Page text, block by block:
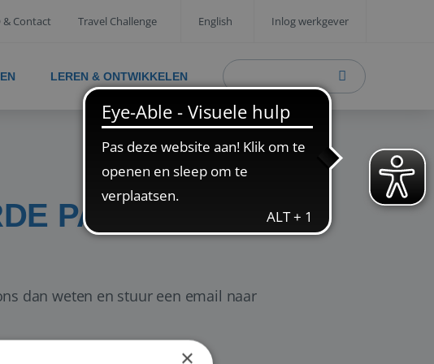
& Contact Travel Challenge English Inlog werkgever
LEREN & ONTWIKKELEN
PAGINA
dan weten en stuur een email naar
×